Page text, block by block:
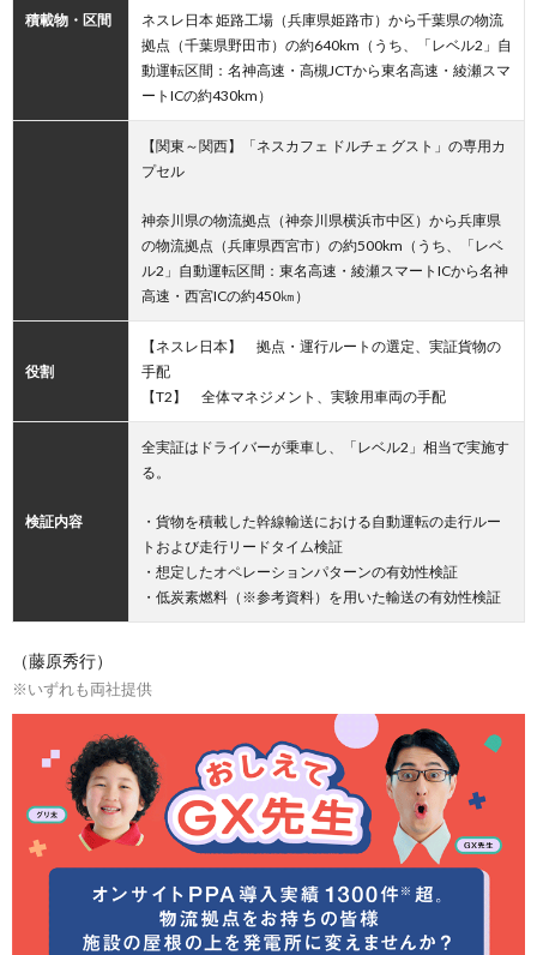
積載物・区間
ネスレ日本 姫路工場（兵庫県姫路市）から千葉県の物流
拠点（千葉県野田市）の約640km（うち、「レベル2」自
動運転区間：名神高速・高槻JCTから東名高速・綾瀬スマ
ートICの約430km）
【関東～関西】「ネスカフェ ドルチェ グスト」の専用カ
プセル
神奈川県の物流拠点（神奈川県横浜市中区）から兵庫県
の物流拠点（兵庫県西宮市）の約500km（うち、「レベ
ル2」自動運転区間：東名高速・綾瀬スマートICから名神
高速・西宮ICの約450㎞）
役割
【ネスレ日本】 拠点・運行ルートの選定、実証貨物の
手配
【T2】 全体マネジメント、実験用車両の手配
検証内容
全実証はドライバーが乗車し、「レベル2」相当で実施す
る。
・貨物を積載した幹線輸送における自動運転の走行ルー
トおよび走行リードタイム検証
・想定したオペレーションパターンの有効性検証
・低炭素燃料（※参考資料）を用いた輸送の有効性検証
（藤原秀行）
※いずれも両社提供